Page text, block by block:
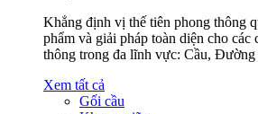
Khẳng định vị thế tiên phong thông
phẩm và giải pháp toàn diện cho các
thông trong đa lĩnh vực: Cầu,
Xem tất cả
Gối cầu